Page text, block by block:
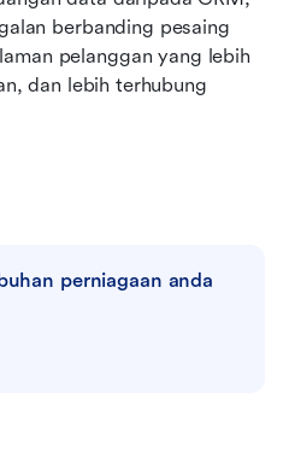
berbanding pesaing
pelanggan yang lebih
dan lebih terhubung
perniagaan anda